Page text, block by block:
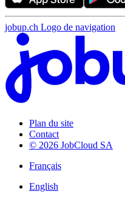
jobup.ch Logo de navigation
Plan du site
Contact
© 2026 JobCloud SA
Français
English